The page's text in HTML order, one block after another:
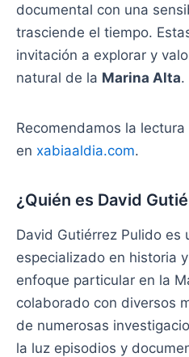
documental con una
trasciende el tiempo.
invitación a explorar y
natural de la Marina Alta.
Recomendamos la
en xabiaaldia.com.
¿Quién es David
David Gutiérrez Pulido es
especializado en historia
enfoque particular en la
colaborado con diversos
de numerosas
la luz episodios y